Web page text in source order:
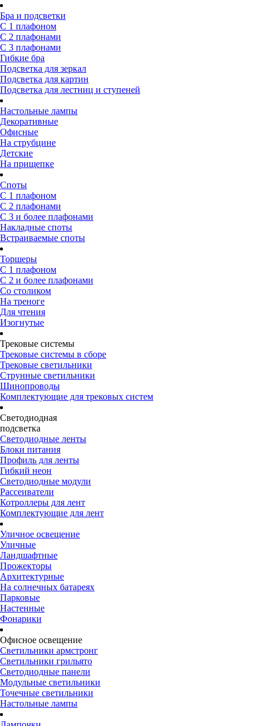
Бра и подсветки
С 1 плафоном
С 2 плафонами
С 3 плафонами
Гибкие бра
Подсветка для зеркал
Подсветка для картин
Подсветка для лестниц и ступеней
Настольные лампы
Декоративные
Офисные
На струбцине
Детские
На прищепке
Споты
С 1 плафоном
С 2 плафонами
С 3 и более плафонами
Накладные споты
Встраиваемые споты
Торшеры
С 1 плафоном
С 2 и более плафонами
Со столиком
На треноге
Для чтения
Изогнутые
Трековые системы
Трековые системы в сборе
Трековые светильники
Струнные светильники
Шинопроводы
Комплектующие для трековых систем
Светодиодная
подсветка
Светодиодные ленты
Блоки питания
Профиль для ленты
Гибкий неон
Светодиодные модули
Рассеиватели
Котроллеры для лент
Комплектующие для лент
Уличное освещение
Уличные
Ландшафтные
Прожекторы
Архитектурные
На солнечных батареях
Парковые
Настенные
Фонарики
Офисное освещение
Светильники армстронг
Светильники грильято
Светодиодные панели
Модульные светильники
Точечные светильники
Настольные лампы